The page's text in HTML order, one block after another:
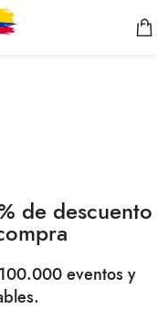
de descuento
eventos y